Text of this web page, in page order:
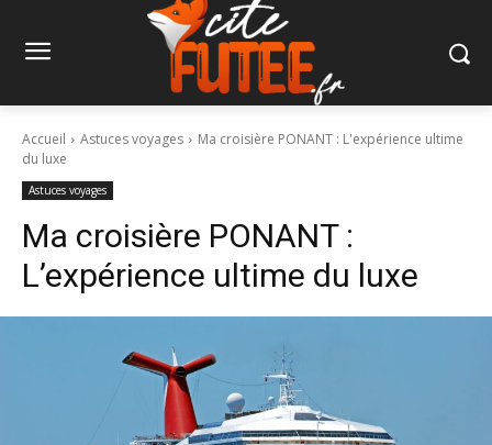
Accueil Astuces voyages
Ma croisière PONANT : L'expérience ultime
du luxe
Astuces voyages
Ma croisière PONANT :
L’expérience ultime du luxe